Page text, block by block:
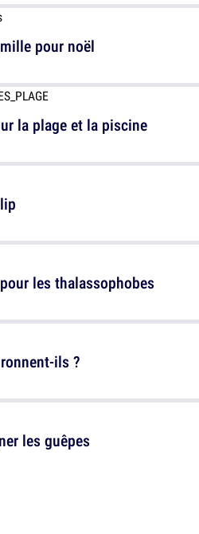
la plage et la piscine
les thalassophobes
les guêpes
pour noël
ils ?